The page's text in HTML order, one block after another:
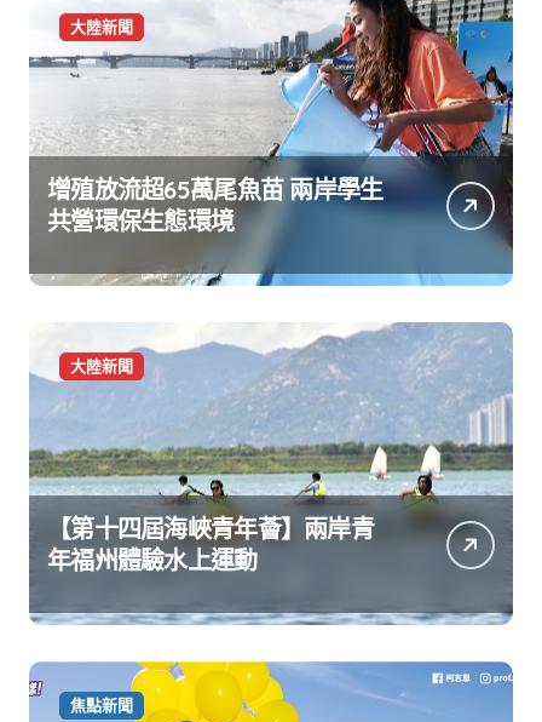
大陸新聞
增殖放流超65萬尾魚苗 兩岸學生
共營環保生態環境
大陸新聞
【第十四屆海峽青年薈】兩岸青
年福州體驗水上運動
焦點新聞